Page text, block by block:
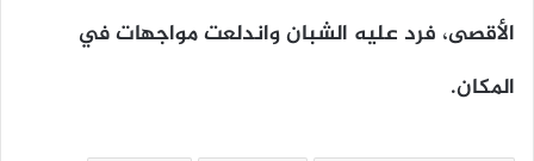
الأقصى، فرد عليه الشبان واندلعت مواجهات في
المكان.